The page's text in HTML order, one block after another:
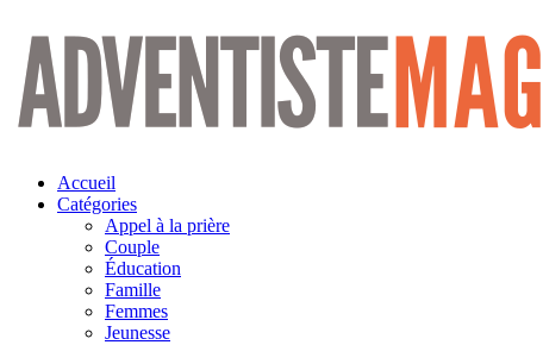
Aller
contenu
Accueil
Catégories
Appel à la prière
Couple
Éducation
Famille
Femmes
Jeunesse